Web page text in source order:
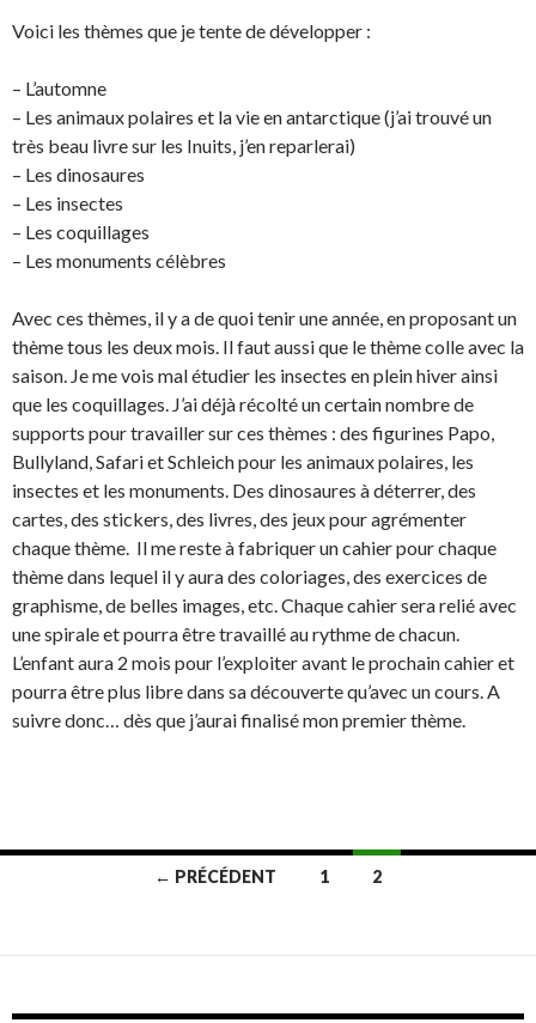
Voici les thèmes que je tente de développer :
– L’automne
– Les animaux polaires et la vie en antarctique (j’ai trouvé un
très beau livre sur les Inuits, j’en reparlerai)
– Les dinosaures
– Les insectes
– Les coquillages
– Les monuments célèbres
Avec ces thèmes, il y a de quoi tenir une année, en proposant un
thème tous les deux mois. Il faut aussi que le thème colle avec la
saison. Je me vois mal étudier les insectes en plein hiver ainsi
que les coquillages. J’ai déjà récolté un certain nombre de
supports pour travailler sur ces thèmes : des figurines Papo,
Bullyland, Safari et Schleich pour les animaux polaires, les
insectes et les monuments. Des dinosaures à déterrer, des
cartes, des stickers, des livres, des jeux pour agrémenter
chaque thème. Il me reste à fabriquer un cahier pour chaque
thème dans lequel il y aura des coloriages, des exercices de
graphisme, de belles images, etc. Chaque cahier sera relié avec
une spirale et pourra être travaillé au rythme de chacun.
L’enfant aura 2 mois pour l’exploiter avant le prochain cahier et
pourra être plus libre dans sa découverte qu’avec un cours. A
suivre donc… dès que j’aurai finalisé mon premier thème.
au
← PRÉCÉDENT 1 2